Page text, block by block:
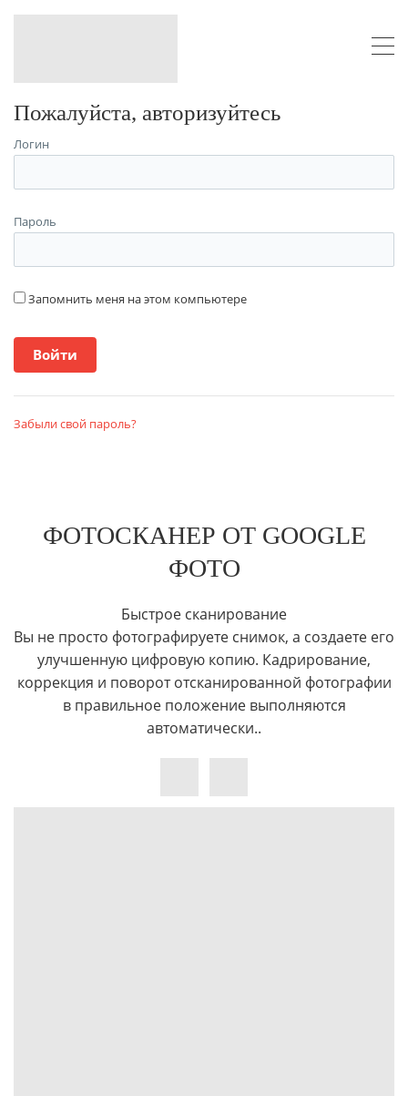
Пожалуйста, авторизуйтесь
Логин
Пароль
Запомнить меня на этом компьютере
Забыли свой пароль?
ФОТОСКАНЕР ОТ GOOGLE
ФОТО
Быстрое сканирование
Вы не просто фотографируете снимок, а создаете его
улучшенную цифровую копию. Кадрирование,
коррекция и поворот отсканированной фотографии
в правильное положение выполняются
автоматически..